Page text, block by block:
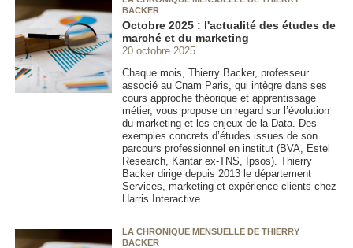
BACKER
Octobre 2025 : l'actualité des études de
marché et du marketing
20 octobre 2025
Chaque mois, Thierry Backer, professeur
associé au Cnam Paris, qui intègre dans ses
cours approche théorique et apprentissage
métier, vous propose un regard sur l’évolution
du marketing et les enjeux de la Data. Des
exemples concrets d’études issues de son
parcours professionnel en institut (BVA, Estel
Research, Kantar ex-TNS, Ipsos). Thierry
Backer dirige depuis 2013 le département
Services, marketing et expérience clients chez
Harris Interactive.
LA CHRONIQUE MENSUELLE DE THIERRY
BACKER